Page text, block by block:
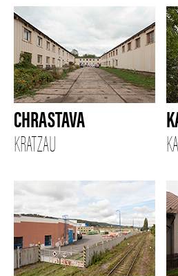
CHRASTAVA
KRATZAU